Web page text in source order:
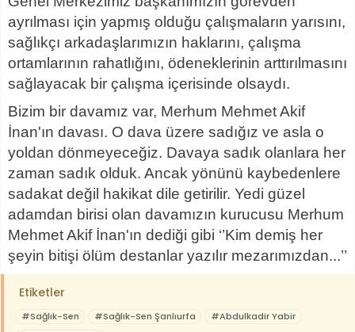
ayrılması için yapmış olduğu çalışmaların yarısını,
sağlıkçı arkadaşlarımızın haklarını, çalışma
ortamlarının rahatlığını, ödeneklerinin arttırılmasını
sağlayacak bir çalışma içerisinde olsaydı.
Bizim bir davamız var, Merhum Mehmet Akif
İnan'ın davası. O dava üzere sadığız ve asla o
yoldan dönmeyeceğiz. Davaya sadık olanlara her
zaman sadık olduk. Ancak yönünü kaybedenlere
sadakat değil hakikat dile getirilir. Yedi güzel
adamdan birisi olan davamızın kurucusu Merhum
Mehmet Akif İnan'ın dediği gibi ‘’Kim demiş her
şeyin bitişi ölüm destanlar yazılır mezarımızdan...’’
Etiketler
#Sağlık-Sen #Sağlık-Sen Şanlıurfa
#Abdulkadir Yabir